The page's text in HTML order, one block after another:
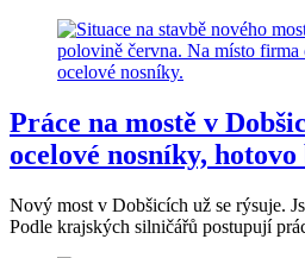
Práce na mostě v
ocelové nosníky, hotovo
Nový most v Dobšicích už se rýsuje.
Podle krajských silničářů postupují